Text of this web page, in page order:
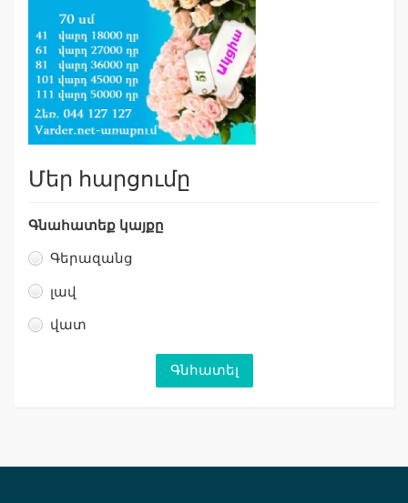
Մեր հարցումը
Գնահատեք կայքը
Գերազանց
լավ
վատ